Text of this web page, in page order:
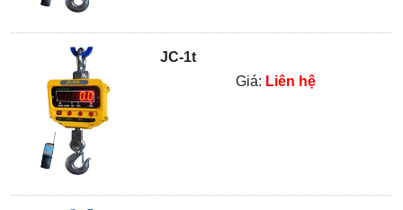
JC-1t
Giá: Liên hệ